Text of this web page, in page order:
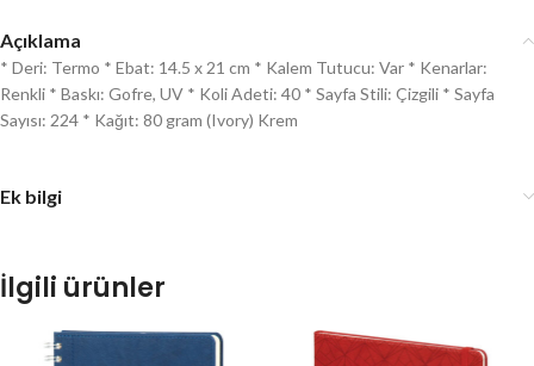
Açıklama
* Deri: Termo * Ebat: 14.5 x 21 cm * Kalem Tutucu: Var * Kenarlar:
Renkli * Baskı: Gofre, UV * Koli Adeti: 40 * Sayfa Stili: Çizgili * Sayfa
Sayısı: 224 * Kağıt: 80 gram (Ivory) Krem
Ek bilgi
İlgili ürünler